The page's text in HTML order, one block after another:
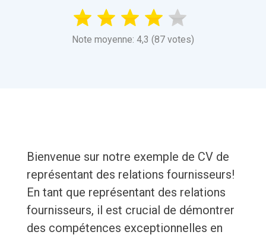
Note moyenne: 4,3 (87 votes)
Bienvenue sur notre exemple de CV de
représentant des relations fournisseurs!
En tant que représentant des relations
fournisseurs, il est crucial de démontrer
des compétences exceptionnelles en